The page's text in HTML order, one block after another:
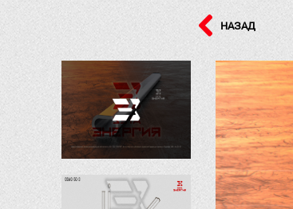
НАЗАД